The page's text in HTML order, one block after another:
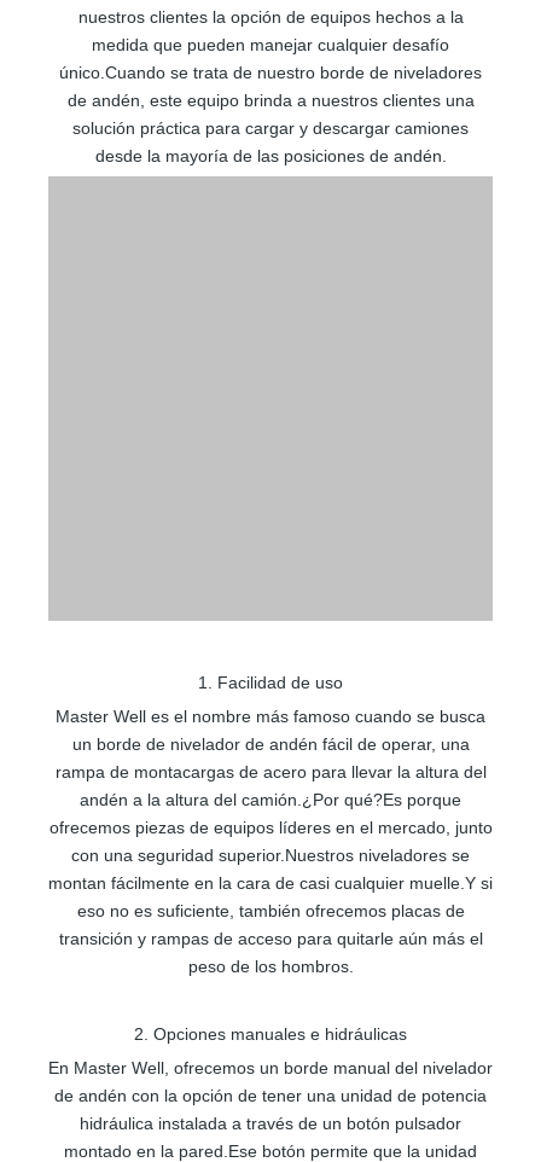
nuestros clientes la opción de equipos hechos a la
medida que pueden manejar cualquier desafío
único.Cuando se trata de nuestro borde de niveladores
de andén, este equipo brinda a nuestros clientes una
solución práctica para cargar y descargar camiones
desde la mayoría de las posiciones de andén.
1. Facilidad de uso
Master Well es el nombre más famoso cuando se busca
un borde de nivelador de andén fácil de operar, una
rampa de montacargas de acero para llevar la altura del
andén a la altura del camión.¿Por qué?Es porque
ofrecemos piezas de equipos líderes en el mercado, junto
con una seguridad superior.Nuestros niveladores se
montan fácilmente en la cara de casi cualquier muelle.Y si
eso no es suficiente, también ofrecemos placas de
transición y rampas de acceso para quitarle aún más el
peso de los hombros.
2. Opciones manuales e hidráulicas
En Master Well, ofrecemos un borde manual del nivelador
de andén con la opción de tener una unidad de potencia
hidráulica instalada a través de un botón pulsador
montado en la pared.Ese botón permite que la unidad